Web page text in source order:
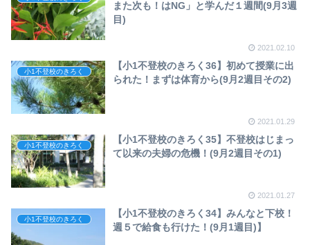
また次も！はNG」と学んだ１週間(9月3週
目)
2021.02.10
小1不登校のきろく
【小1不登校のきろく36】初めて授業に出
られた！まずは体育から(9月2週目その2)
2021.01.29
小1不登校のきろく
【小1不登校のきろく35】不登校はじまっ
て以来の夫婦の危機！(9月2週目その1)
2021.01.27
小1不登校のきろく
【小1不登校のきろく34】みんなと下校！
週５で給食も行けた！(9月1週目)】